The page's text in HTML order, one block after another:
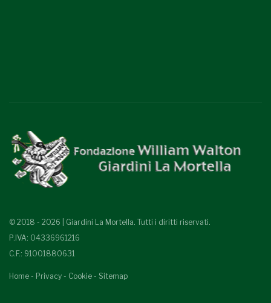
© 2018 - 2026 | Giardini La Mortella. Tutti i diritti riservati.
P.IVA: 04336961216
C.F.: 91001880631
Home - Privacy - Cookie - Sitemap